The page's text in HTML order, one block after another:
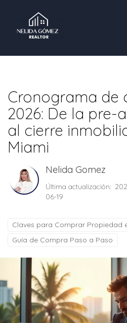
Cronograma de
2026: De la pre-
al cierre
Miami
Nelida Gomez
Última actualización:
06-19
Claves para Comprar Propiedad
Guía de Compra Paso a Paso